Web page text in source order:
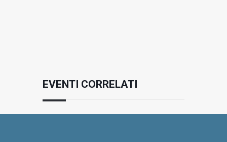
EVENTI CORRELATI